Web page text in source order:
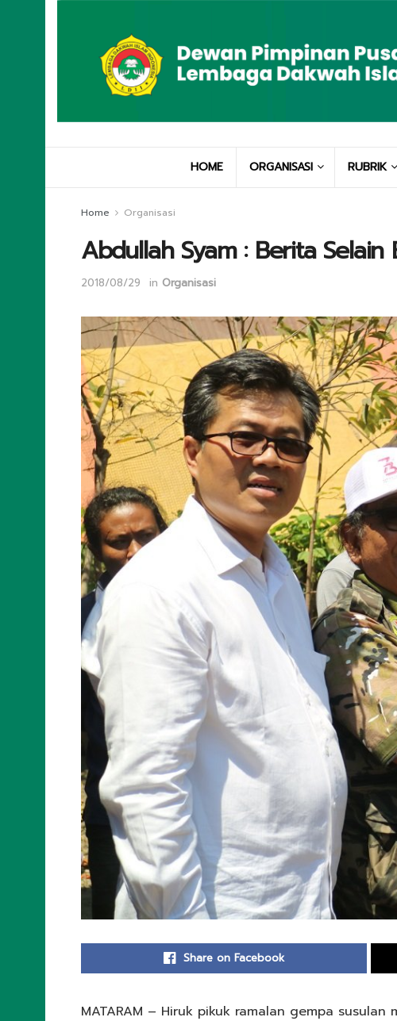
HOME ORGANISASI RUBRIK
Home Organisasi
Abdullah Syam : Berita Selain
2018/08/29 in Organisasi
Share on Facebook
MATARAM – Hiruk pikuk ramalan gempa